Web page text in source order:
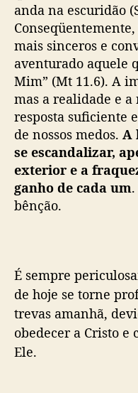
anda na escuridão
mais sinceros e
aventurado aquele
Mim” (Mt 11.6). A
mas a realidade e a
resposta suficiente
de nossos medos. A
se escandalizar,
exterior e a
ganho de cada um
bênção.
É sempre
de hoje se torne
trevas amanhã,
obedecer a Cristo
Ele.